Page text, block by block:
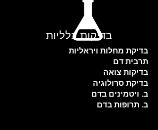
בדיקות כלליות
בדיקת מחלות ויראליות
תרבית דם
בדיקות צואה
בדיקת סרולוגיה
ב. ויטמינים בדם
ב. תרופות בדם